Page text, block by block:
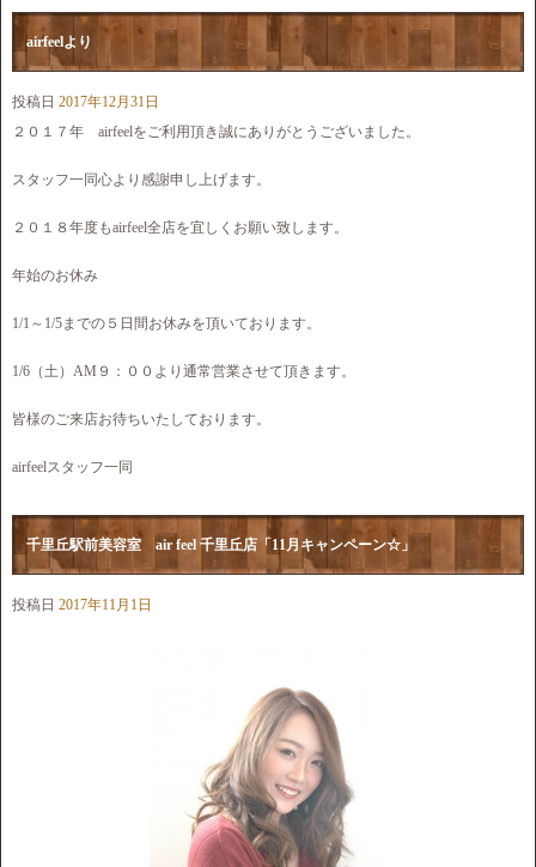
airfeelより
投稿日 2017年12月31日
２０１７年 airfeelをご利用頂き誠にありがとうございました。
スタッフ一同心より感謝申し上げます。
２０１８年度もairfeel全店を宜しくお願い致します。
年始のお休み
1/1～1/5までの５日間お休みを頂いております。
1/6（土）AM９：００より通常営業させて頂きます。
皆様のご来店お待ちいたしております。
airfeelスタッフ一同
千里丘駅前美容室 air feel 千里丘店「11月キャンペーン☆」
投稿日 2017年11月1日